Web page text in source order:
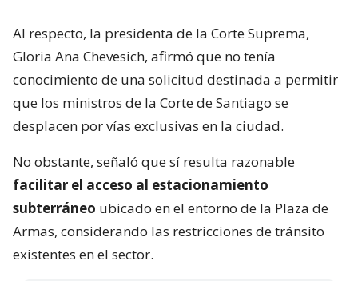
Al respecto, la presidenta de la Corte Suprema,
Gloria Ana Chevesich, afirmó que no tenía
conocimiento de una solicitud destinada a permitir
que los ministros de la Corte de Santiago se
desplacen por vías exclusivas en la ciudad.
No obstante, señaló que sí resulta razonable
facilitar el acceso al estacionamiento
subterráneo ubicado en el entorno de la Plaza de
Armas, considerando las restricciones de tránsito
existentes en el sector.